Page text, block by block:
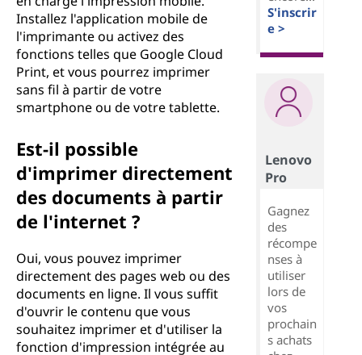
Installez l'application mobile de
l'imprimante ou activez des
fonctions telles que Google Cloud
Print, et vous pourrez imprimer
sans fil à partir de votre
smartphone ou de votre tablette.
Est-il possible
d'imprimer directement
des documents à partir
de l'internet ?
Oui, vous pouvez imprimer
directement des pages web ou des
documents en ligne. Il vous suffit
d'ouvrir le contenu que vous
souhaitez imprimer et d'utiliser la
fonction d'impression intégrée au
S'inscrir
e >
Lenovo
Pro
Gagnez
des
récompe
nses à
utiliser
lors de
vos
prochain
s achats